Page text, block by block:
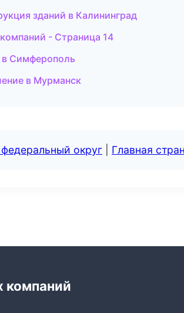
зданий в Калининград
- Страница 14
Симферополь
в Мурманск
округ Главная
компаний